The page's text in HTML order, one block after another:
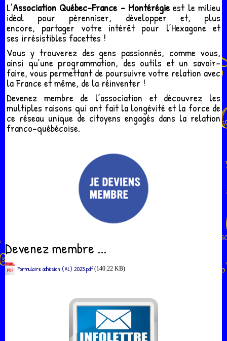
L’Association Québec-France - Montérégieest le milieu
idéal pour pérenniser, développer et, plus
encore, partager votre intérêt pour l’Hexagone et
ses irrésistibles facettes !
Vous y trouverez des gens passionnés, comme vous,
ainsi qu’une programmation, des outils et un savoir-
faire, vous permettant de poursuivre votre relation avec
la France et même, de la réinventer !
Devenez membre de l’association et découvrez les
multiples raisons qui ont fait la longévité et la force de
ce réseau unique de citoyens engagés dans la relation
franco-québécoise.
Devenez membre ...
Formulaire adhésion (AL) 2025.pdf(140.22 KB)